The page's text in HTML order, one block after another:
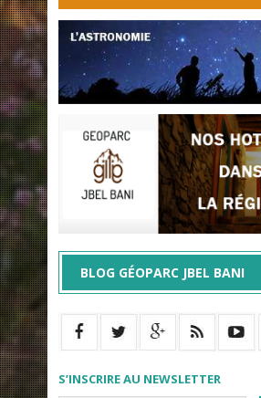
BLOG GÉOPARC JBEL BANI
S’INSCRIRE AU NEWSLETTER